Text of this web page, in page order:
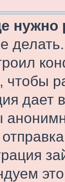
нужно
чтобы